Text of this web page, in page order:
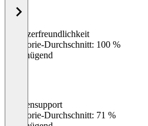
Benutzerfreundlichkeit
Kategorie-Durchschnitt: 100 %
Ungenügend
Kundensupport
Kategorie-Durchschnitt: 71 %